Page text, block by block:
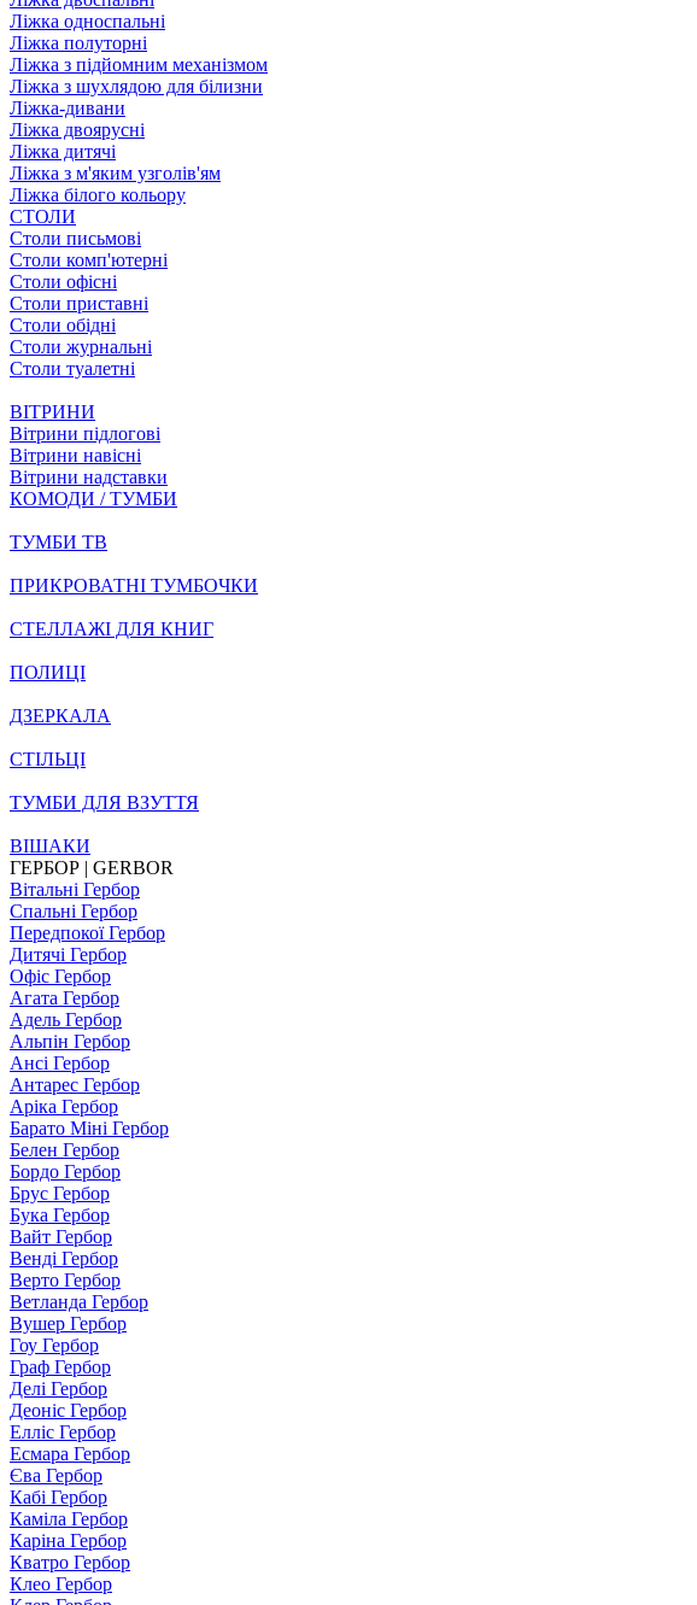
Ліжка односпальні
Ліжка полуторні
Ліжка з підйомним механізмом
Ліжка з шухлядою для білизни
Ліжка-дивани
Ліжка двоярусні
Ліжка дитячі
Ліжка з м'яким узголів'ям
Ліжка білого кольору
СТОЛИ
Столи письмові
Столи комп'ютерні
Столи офісні
Столи приставні
Столи обідні
Столи журнальні
Столи туалетні
ВІТРИНИ
Вітрини підлогові
Вітрини навісні
Вітрини надставки
КОМОДИ / ТУМБИ
ТУМБИ ТВ
ПРИКРОВАТНІ ТУМБОЧКИ
СТЕЛЛАЖІ ДЛЯ КНИГ
ПОЛИЦІ
ДЗЕРКАЛА
СТІЛЬЦI
ТУМБИ ДЛЯ ВЗУТТЯ
ВІШАКИ
ГЕРБОР | GERBOR
Вітальні Гербор
Спальні Гербор
Передпокої Гербор
Дитячі Гербор
Офіс Гербор
Агата Гербор
Адель Гербор
Альпін Гербор
Ансі Гербор
Антарес Гербор
Аріка Гербор
Барато Міні Гербор
Белен Гербор
Бордо Гербор
Брус Гербор
Бука Гербор
Вайт Гербор
Венді Гербор
Верто Гербор
Ветланда Гербор
Вушер Гербор
Гоу Гербор
Граф Гербор
Делі Гербор
Деоніс Гербор
Елліс Гербор
Есмара Гербор
Єва Гербор
Кабі Гербор
Каміла Гербор
Каріна Гербор
Кватро Гербор
Клео Гербор